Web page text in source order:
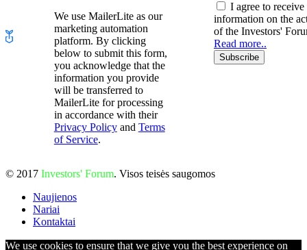
We use MailerLite as our
marketing automation
platform. By clicking
below to submit this form,
you acknowledge that the
information you provide
will be transferred to
MailerLite for processing
in accordance with their
Privacy Policyand Terms
of Service.
I agree to receive
information on the
of the Investors'
Read more..
Subscribe
© 2017 Investors' Forum. Visos teisės saugomos
Naujienos
Nariai
Kontaktai
We use cookies to ensure that we give you the best experience on